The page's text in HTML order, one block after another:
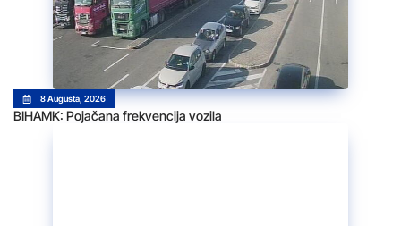
8 Augusta, 2026
BIHAMK: Pojačana frekvencija vozila